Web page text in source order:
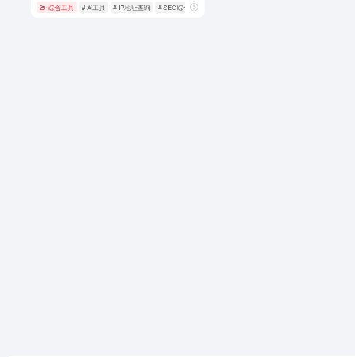
综合工具 # Ai工具 # IP地址查询 # SEO综合查询